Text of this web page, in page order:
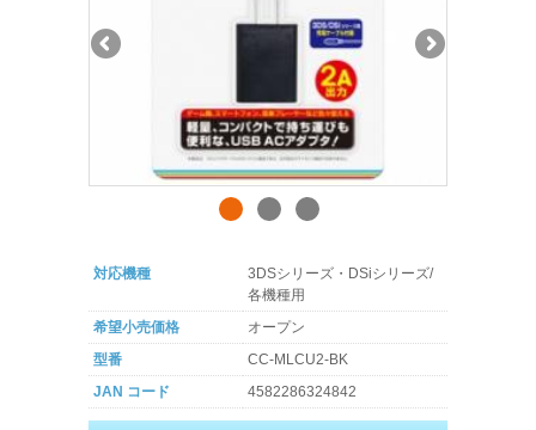
対応機種
3DSシリーズ・DSiシリーズ/
各機種用
希望小売価格
オープン
型番
CC-MLCU2-BK
JAN コード
4582286324842